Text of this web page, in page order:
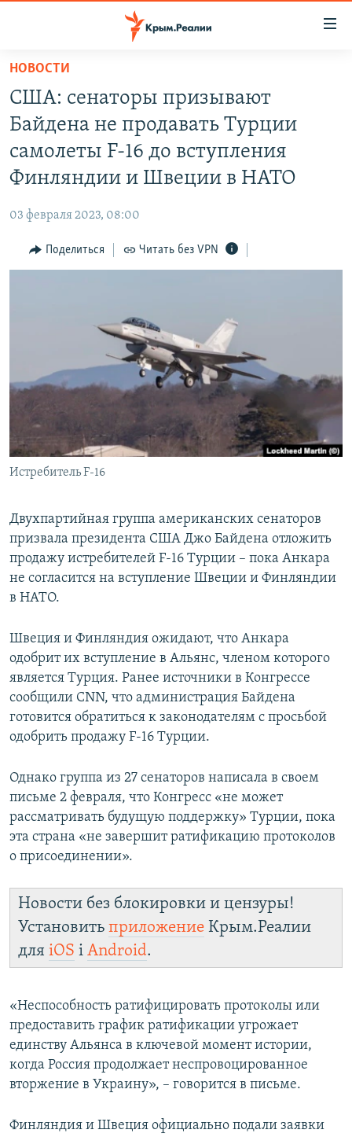
Вернуться
основному
содержанию
главной
Вернутся
поиску
КАРТА ВОЕННЫХ ОБЪЕКТОВ КРЫМА
ИСТОРИЯ
ИНТЕРАКТИВ
ИНФОГРАФИКА
ПРОПАВШИЕ БЕЗ ВЕСТИ
ПОБЕДИТЕЛЕЙ НЕ СУДЯТ?
КРЫМ.НЕПОКОРЕННЫЙ
ELIFBE
УКРАИНСКАЯ ПРОБЛЕМА КРЫМА
РАДІО СВОБОДА
КАК ОБОЙТИ БЛОКИРОВКУ
ПРИСОЕДИНЯЙТЕСЬ!
Все сайты RFE/RL
НОВОСТИ
США: сенаторы призывают
Байдена не продавать Турции
самолеты F-16 до вступления
Финляндии и Швеции в НАТО
03 февраля 2023, 08:00
Поделиться Читать без VPN
Истребитель F-16
Двухпартийная группа американских сенаторов
призвала президента США Джо Байдена отложить
продажу истребителей F-16 Турции – пока Анкара
не согласится на вступление Швеции и Финляндии
в НАТО.
Швеция и Финляндия ожидают, что Анкара
одобрит их вступление в Альянс, членом которого
является Турция. Ранее источники в Конгрессе
сообщили CNN, что администрация Байдена
готовится обратиться к законодателям с просьбой
одобрить продажу F-16 Турции.
Однако группа из 27 сенаторов написала в своем
письме 2 февраля, что Конгресс «не может
рассматривать будущую поддержку» Турции, пока
эта страна «не завершит ратификацию протоколов
о присоединении».
Новости без блокировки и цензуры!
Установить приложение Крым.Реалии
для iOS і Android.
«Неспособность ратифицировать протоколы или
предоставить график ратификации угрожает
единству Альянса в ключевой момент истории,
когда Россия продолжает неспровоцированное
вторжение в Украину», – говорится в письме.
Финляндия и Швеция официально подали заявки